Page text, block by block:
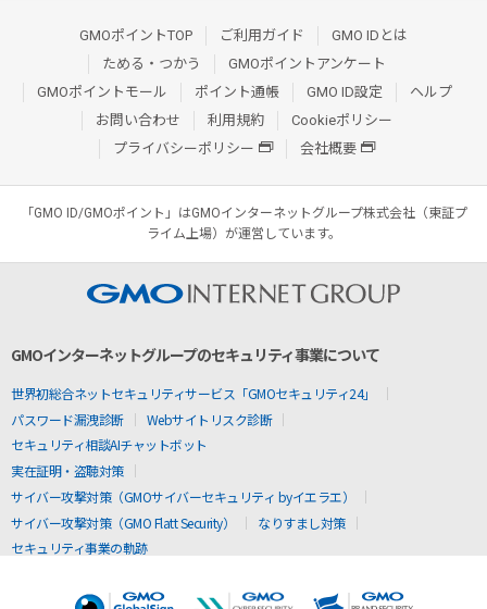
GMOポイントTOP ご利用ガイド
GMO IDとは
ためる・つかう
GMOポイントアンケート
GMOポイントモール
ポイント通帳 GMO ID設定
ヘルプ
お問い合わせ
利用規約
Cookieポリシー
プライバシーポリシー
会社概要
「GMO ID/GMOポイント」はGMOインターネットグループ株式会社（東証プ
ライム上場）が運営しています。
GMOインターネットグループのセキュリティ事業について
世界初総合ネットセキュリティサービス「GMOセキュリティ24」
パスワード漏洩診断
Webサイトリスク診断
セキュリティ相談AIチャットボット
実在証明・盗聴対策
サイバー攻撃対策（GMOサイバーセキュリティ byイエラエ）
サイバー攻撃対策（GMO Flatt Security）
なりすまし対策
セキュリティ事業の軌跡